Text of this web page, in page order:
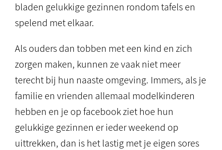
bladen gelukkige gezinnen rondom tafels en
spelend met elkaar.
Als ouders dan tobben met een kind en zich
zorgen maken, kunnen ze vaak niet meer
terecht bij hun naaste omgeving. Immers, als je
familie en vrienden allemaal modelkinderen
hebben en je op facebook ziet hoe hun
gelukkige gezinnen er ieder weekend op
uittrekken, dan is het lastig met je eigen sores